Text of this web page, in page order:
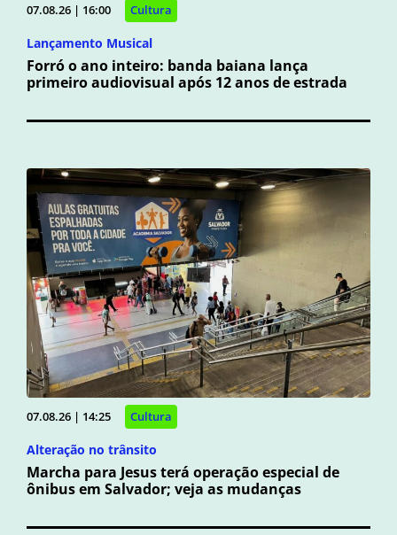
07.08.26 | 16:00 Cultura
Lançamento Musical
Forró o ano inteiro: banda baiana lança
primeiro audiovisual após 12 anos de estrada
07.08.26 | 14:25 Cultura
Alteração no trânsito
Marcha para Jesus terá operação especial de
ônibus em Salvador; veja as mudanças